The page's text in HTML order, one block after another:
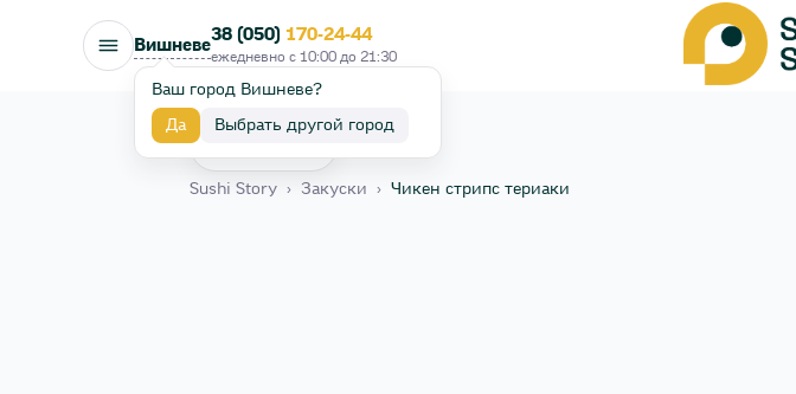
Вишневе
Ваш город Вишневе?
Да Выбрать другой город
38 (050) 170-24-44
ежедневно с 10:00 до 21:30
Sushi Story › Закуски › Чикен стрипс териаки